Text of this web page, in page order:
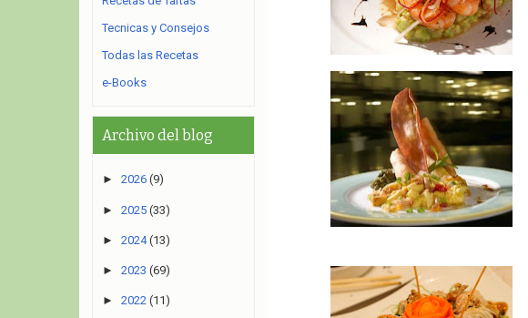
Tecnicas y Consejos
Todas las Recetas
e-Books
Archivo del blog
► 2026 (9)
► 2025 (33)
► 2024 (13)
► 2023 (69)
► 2022 (11)